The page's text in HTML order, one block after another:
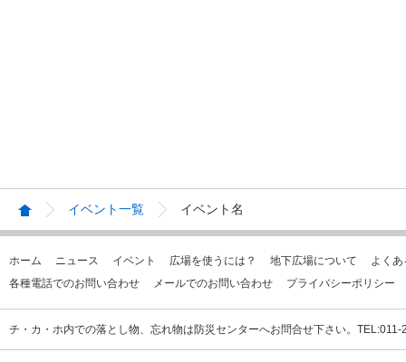
イベント一覧 イベント名
ホーム ニュース イベント 広場を使うには？ 地下広場について
よく
各種電話でのお問い合わせ
メールでのお問い合わせ プライバシーポリシー
チ・カ・ホ内での落とし物、忘れ物は防災センターへお問合せ下さい。